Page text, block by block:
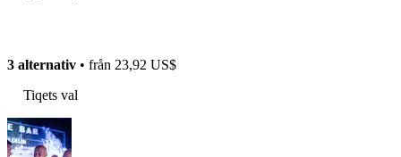
3 alternativ • från 23,92 US$
Tiqets val